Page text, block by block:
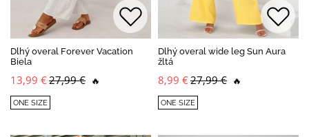
Dlhý overal Forever Vacation
Biela
13,99 €27,99 € 🔥
ONE SIZE
Dlhý overal wide leg Sun Aura
žltá
8,99 €27,99 € 🔥
ONE SIZE